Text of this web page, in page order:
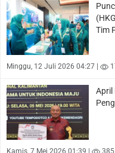
Tim
Minggu, 12 Juli 2026 04:27 |
April
Kamis, 7 Mei 2026 01:39 | 385